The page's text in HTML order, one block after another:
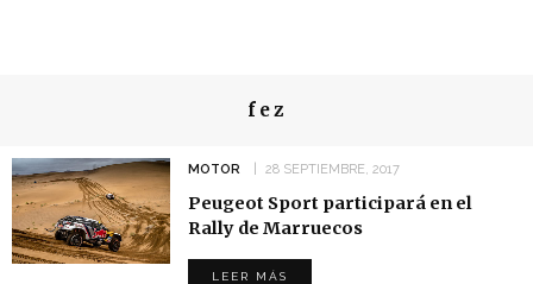
fez
MOTOR 28 SEPTIEMBRE, 2017
Peugeot Sport participará en el
Rally de Marruecos
LEER MÁS